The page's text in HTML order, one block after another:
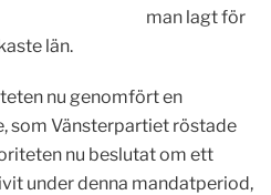
man lagt för
län.
nu genomfört en
som Vänsterpartiet röstade
nu beslutat om ett
under denna mandatperiod,